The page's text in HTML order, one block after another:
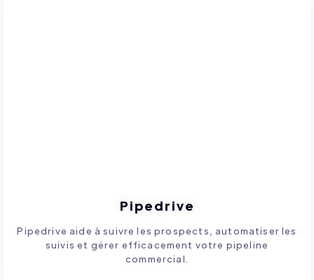
Pipedrive
Pipedrive aide à suivre les prospects, automatiser les
suivis et gérer efficacement votre pipeline
commercial.